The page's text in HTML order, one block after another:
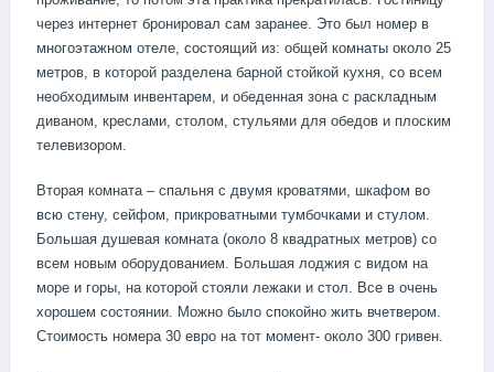
через интернет бронировал сам заранее. Это был номер в
многоэтажном отеле, состоящий из: общей комнаты около 25
метров, в которой разделена барной стойкой кухня, со всем
необходимым инвентарем, и обеденная зона с раскладным
диваном, креслами, столом, стульями для обедов и плоским
телевизором.
Вторая комната – спальня с двумя кроватями, шкафом во
всю стену, сейфом, прикроватными тумбочками и стулом.
Большая душевая комната (около 8 квадратных метров) со
всем новым оборудованием. Большая лоджия с видом на
море и горы, на которой стояли лежаки и стол. Все в очень
хорошем состоянии. Можно было спокойно жить вчетвером.
Стоимость номера 30 евро на тот момент- около 300 гривен.